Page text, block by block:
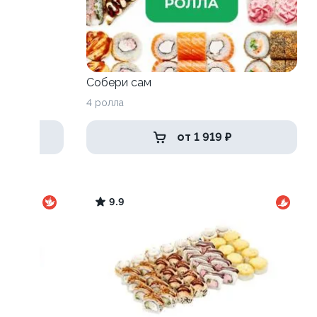
Собери сам
4 ролла
от 1 919 ₽
9.9